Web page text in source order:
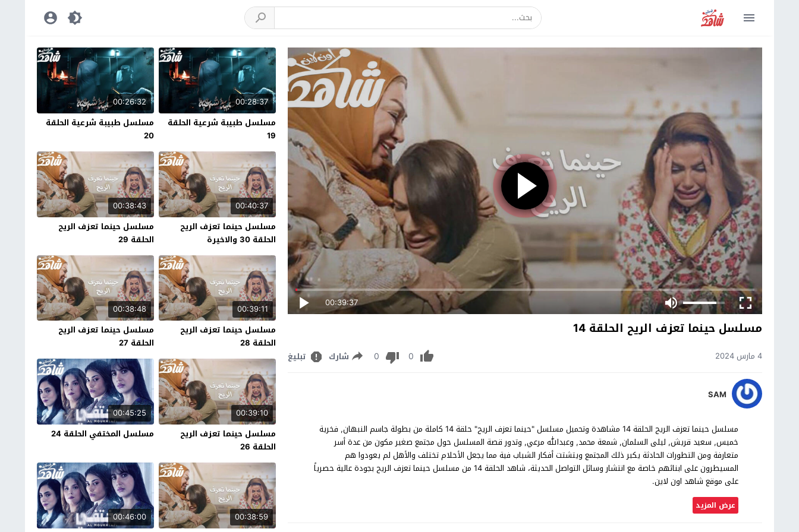
00:39:37
مسلسل حينما تعزف الريح الحلقة 14
4 مارس 2024 0
0 شارك تبليغ
SAM
مسلسل حينما تعزف الريح الحلقة 14 مشاهدة وتحميل مسلسل "حينما تعزف الريح" حلقة 14 كاملة من بطولة جاسم النبهان, فخرية
خميس, سعيد قريش, ليلى السلمان, شمعة محمد, وعبدالله مرعي, وتدور قصة المسلسل حول مجتمع صغير مكون من عدة أسر
متعارفة ومن التطورات الحادثة يكبر ذلك المجتمع ويتشتت أفكار الشباب فية مما يجعل الأحلام تختلف والأهل لم يعودوا هم
المسيطرون على ابنائهم خاصة مع انتشار وسائل التواصل الحديثة، شاهد الحلقة 14 من مسلسل حينما تعزف الريح بجودة عالية حصرياً
على موقع شاهد اون لاين.
عرض المزيد
00:28:37
مسلسل طبيبة شرعية الحلقة
19
00:26:32
مسلسل طبيبة شرعية الحلقة
20
00:40:37
مسلسل حينما تعزف الريح
الحلقة 30 والاخيرة
00:38:43
مسلسل حينما تعزف الريح
الحلقة 29
00:39:11
مسلسل حينما تعزف الريح
الحلقة 28
00:38:48
مسلسل حينما تعزف الريح
الحلقة 27
00:39:10
مسلسل حينما تعزف الريح
الحلقة 26
00:45:25
مسلسل المختفي الحلقة 24
00:38:59
00:46:00